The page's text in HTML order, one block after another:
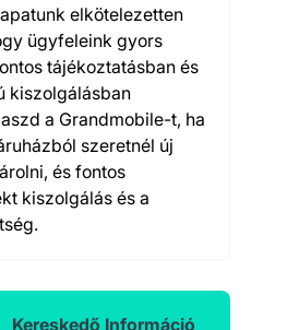
elkötelezetten
ügyfeleink gyors
tájékoztatásban és
kiszolgálásban
a Grandmobile-t, ha
szeretnél új
és fontos
kiszolgálás és a
Kereskedő Információ